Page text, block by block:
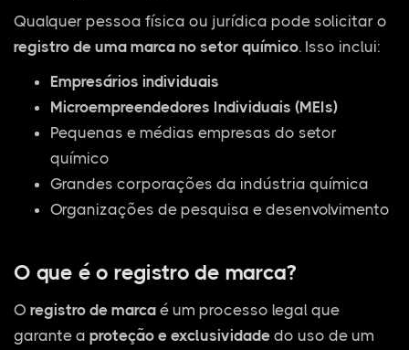
Qualquer pessoa física ou jurídica pode solicitar o
registro de uma marca no setor químico. Isso inclui:
Empresários individuais
Microempreendedores Individuais (MEIs)
Pequenas e médias empresas do setor
químico
Grandes corporações da indústria química
Organizações de pesquisa e desenvolvimento
O que é o registro de marca?
O registro de marca é um processo legal que
garante a proteção e exclusividade do uso de um